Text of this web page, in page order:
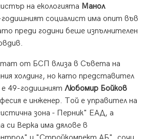
на екологията Манол
социалист има опит във
преди години беше изпълнителен
от БСП влиза в Съвета на
холдинг, но като представител
49-годишният Любомир Бойков
е инженер. Той е управител на
зона - Перник" ЕАД, а
си Верка има дялове в